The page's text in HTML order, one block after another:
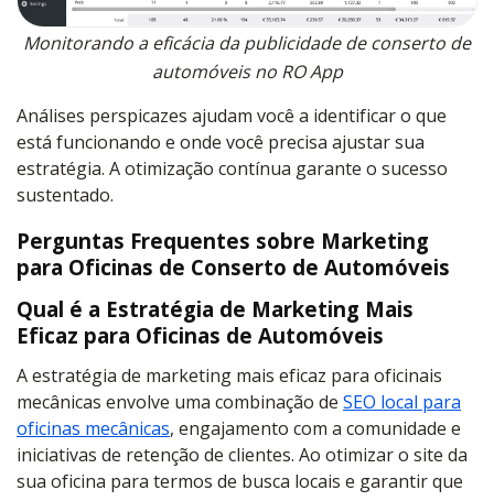
Monitorando a eficácia da publicidade de conserto de
automóveis no RO App
Análises perspicazes ajudam você a identificar o que
está funcionando e onde você precisa ajustar sua
estratégia. A otimização contínua garante o sucesso
sustentado.
Perguntas Frequentes sobre Marketing
para Oficinas de Conserto de Automóveis
Qual é a Estratégia de Marketing Mais
Eficaz para Oficinas de Automóveis
A estratégia de marketing mais eficaz para oficinais
mecânicas envolve uma combinação de SEO local para
oficinas mecânicas, engajamento com a comunidade e
iniciativas de retenção de clientes. Ao otimizar o site da
sua oficina para termos de busca locais e garantir que